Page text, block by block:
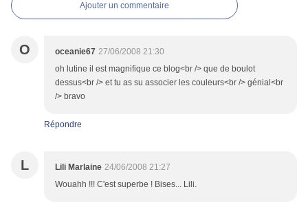
Ajouter un commentaire
O oceanie67 27/06/2008 21:30
oh lutine il est magnifique ce blog<br /> que de boulot
dessus<br /> et tu as su associer les couleurs<br /> génial<br
/> bravo
Répondre
L Lili Marlaine 24/06/2008 21:27
Wouahh !!! C'est superbe ! Bises... Lili.